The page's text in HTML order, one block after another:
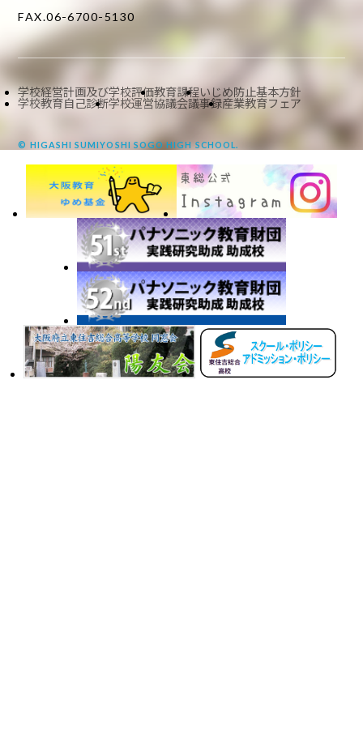
FAX.06-6700-5130
学校経営計画及び学校評価教育課程いじめ防止基本方針
学校教育自己診断学校運営協議会議事録産業教育フェア
© HIGASHI SUMIYOSHI SOGO HIGH SCHOOL.